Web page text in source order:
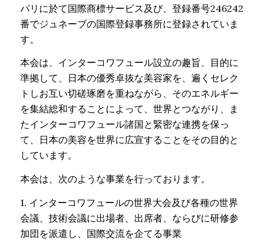
パリに於て国際商標サービス及び、登録番号246242
番でジュネーブの国際登録事務所に登録されていま
す。
本会は、インターコワフュール設立の趣旨、目的に
準拠して、日本の優秀卓抜な美容家を、遍くセレク
トしお互い切磋琢磨を重ねながら、そのエネルギー
を集結総和することによって、世界とつながり、ま
たインターコワフュール諸国と緊密な連携を保っ
て、日本の美容を世界に広宣することをその目的と
しています。
本会は、次のような事業を行っております。
1. インターコワフュールの世界大会及び各種の世界
会議、技術会議に出場者、出席者、ならびに研修参
加団を派遣し、国際交流を企てる事業